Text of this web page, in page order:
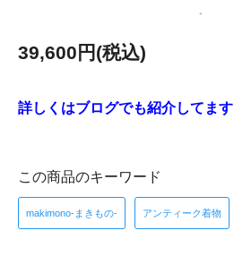
39,600円(税込)
詳しくはブログでも紹介してます
この商品のキーワード
makimono-まきもの- アンティーク着物